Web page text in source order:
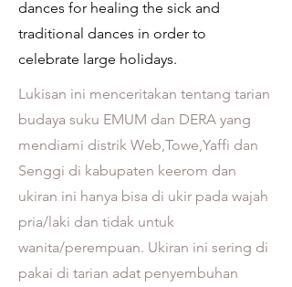
dances for healing the sick and
traditional dances in order to
celebrate large holidays.
Lukisan ini menceritakan tentang tarian
budaya suku EMUM dan DERA yang
mendiami distrik Web,Towe,Yaffi dan
Senggi di kabupaten keerom dan
ukiran ini hanya bisa di ukir pada wajah
pria/laki dan tidak untuk
wanita/perempuan. Ukiran ini sering di
pakai di tarian adat penyembuhan